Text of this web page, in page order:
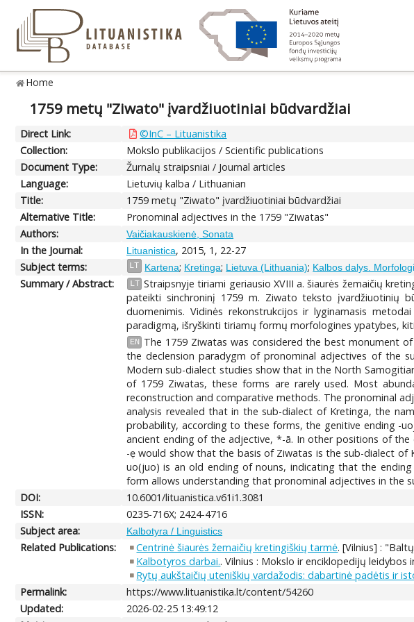
Home
1759 metų "Ziwato" įvardžiuotiniai būdvardžiai
Direct Link:
©InC – Lituanistika
Collection:
Mokslo publikacijos / Scientific publications
Document Type:
Žurnalų straipsniai / Journal articles
Language:
Lietuvių kalba / Lithuanian
Title:
1759 metų "Ziwato" įvardžiuotiniai būdvardžiai
Alternative Title:
Pronominal adjectives in the 1759 "Ziwatas"
Authors:
Vaičiakauskienė, Sonata
In the Journal: Lituanistica, 2015, 1, 22-27
Subject terms:
LT Kartena; Kretinga; Lietuva (Lithuania); Kalbos dalys.
Summary / Abstract: LT Straipsnyje tiriami geriausio XVIII a. šiaurės žemaičių
pateikti sinchroninį 1759 m. Ziwato teksto įvardžiuotinių
duomenimis. Vidinės rekonstrukcijos ir lyginamasis
paradigmą, išryškinti tiriamų formų morfologines ypatybes,
EN
The 1759 Ziwatas was considered the best monument
the declension paradygm of pronominal adjectives of the
Modern sub-dialect studies show that in the North
of 1759 Ziwatas, these forms are rarely used. Most
reconstruction and comparative methods. The pronominal
analysis revealed that in the sub-dialect of Kretinga, the
probability, according to these forms, the genitive ending -
ancient ending of the adjective, *-ā. In other positions of
-ẹ would show that the basis of Ziwatas is the sub-dialect
uo(juo) is an old ending of nouns, indicating that the
form allows understanding that pronominal adjectives in the
DOI:
10.6001/lituanistica.v61i1.3081
ISSN:
0235-716X; 2424-4716
Subject area:
Kalbotyra / Linguistics
Related Publications: Centrinė šiaurės žemaičių kretingiškių tarmė. [Vilnius] :
Kalbotyros darbai.. Vilnius : Mokslo ir enciklopedijų leidybos
Rytų aukštaičių uteniškių vardažodis: dabartinė padėtis ir
Permalink:
https://www.lituanistika.lt/content/54260
Updated:
2026-02-25 13:49:12